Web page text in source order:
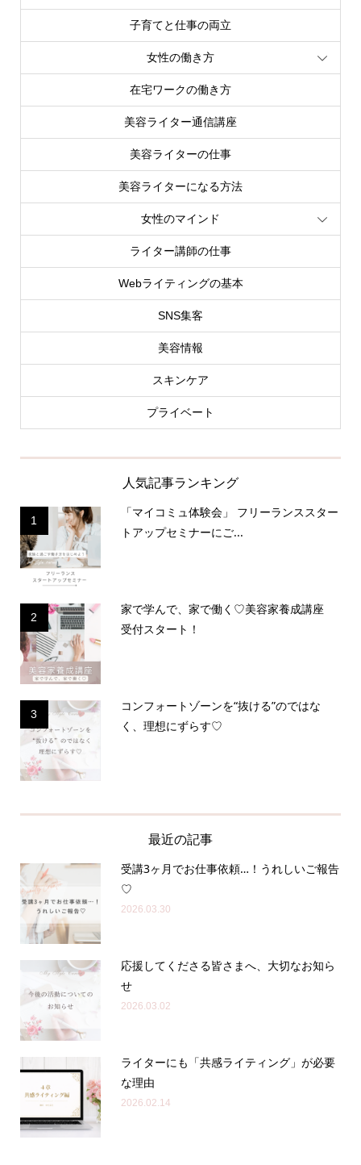
子育てと仕事の両立
女性の働き方
在宅ワークの働き方
美容ライター通信講座
美容ライターの仕事
美容ライターになる方法
女性のマインド
ライター講師の仕事
Webライティングの基本
SNS集客
美容情報
スキンケア
プライベート
人気記事ランキング
1
「マイコミュ体験会」 フリーランススター
トアップセミナーにご...
2
家で学んで、家で働く♡美容家養成講座
受付スタート！
3
コンフォートゾーンを“抜ける”のではな
く、理想にずらす♡
最近の記事
受講3ヶ月でお仕事依頼…！うれしいご報告
♡
2026.03.30
応援してくださる皆さまへ、大切なお知ら
せ
2026.03.02
ライターにも「共感ライティング」が必要
な理由
2026.02.14